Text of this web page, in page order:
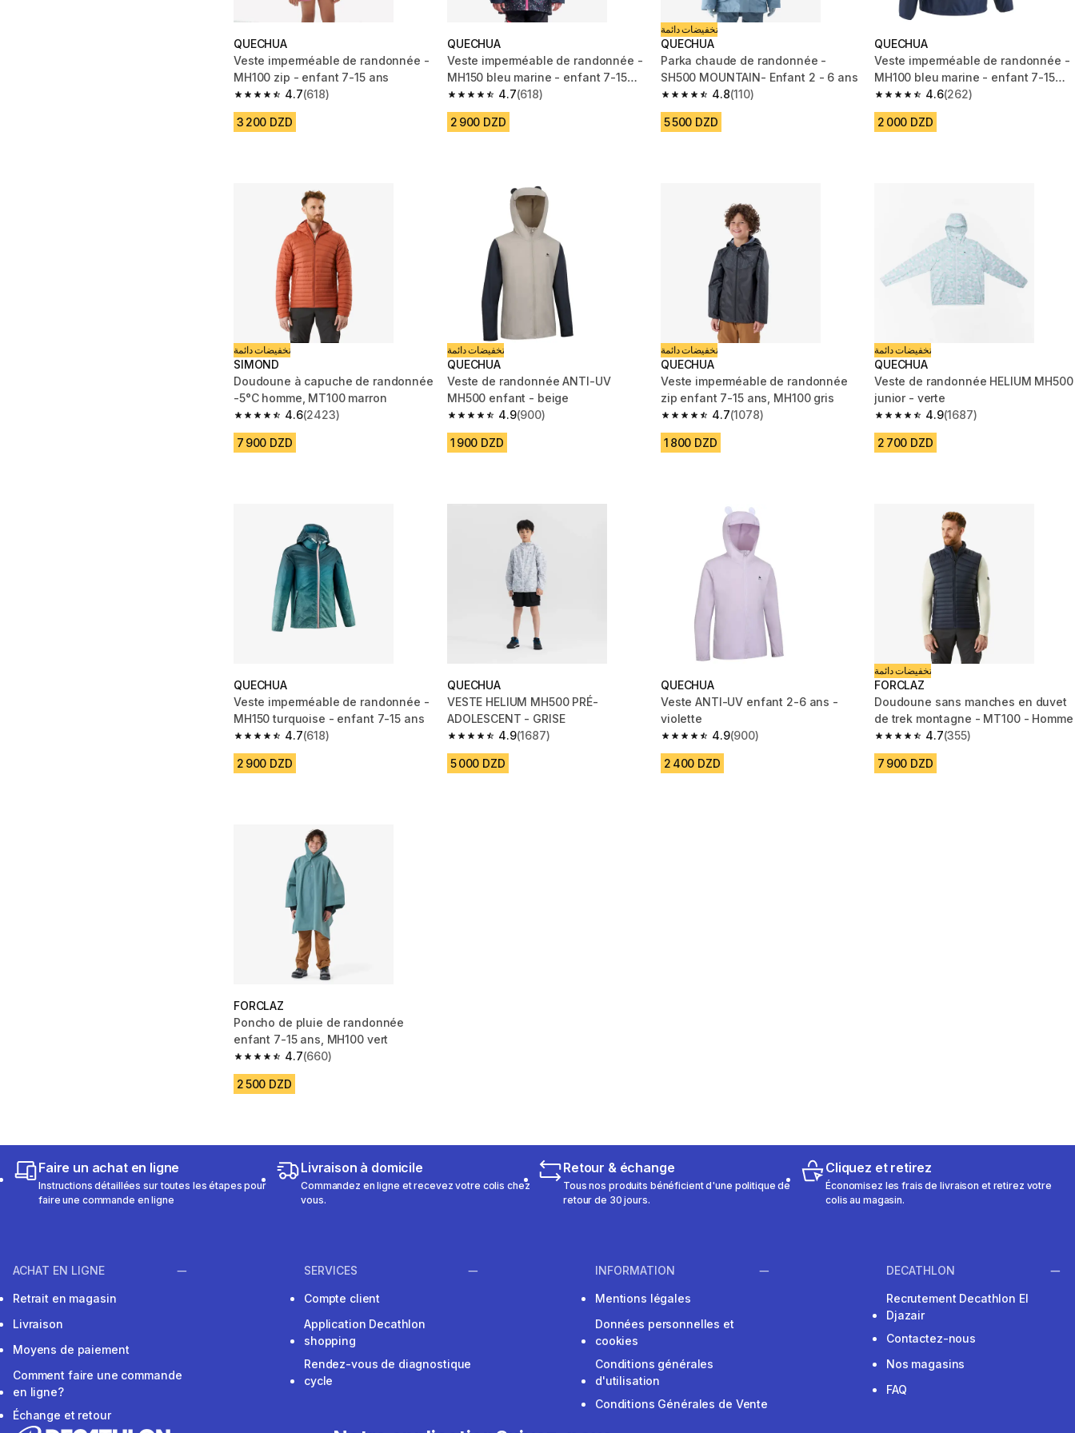
QUECHUA
Veste imperméable de randonnée -
MH100 zip - enfant 7-15 ans
4.7
4.7 out of 5 stars from 618 reviews
(618)
3 200 DZD
QUECHUA
Veste imperméable de randonnée -
MH150 bleu marine - enfant 7-15
ans
4.7
4.7 out of 5 stars from 618 reviews
(618)
2 900 DZD
تخفيضات دائمة
QUECHUA
Parka chaude de randonnée -
SH500 MOUNTAIN- Enfant 2 - 6 ans
4.8
4.8 out of 5 stars from 110 reviews
(110)
5 500 DZD
QUECHUA
Veste imperméable de randonnée -
MH100 bleu marine - enfant 7-15
ans
4.6
4.6 out of 5 stars from 262 reviews
(262)
2 000 DZD
تخفيضات دائمة
SIMOND
Doudoune à capuche de randonnée
-5°C homme, MT100 marron
4.6
4.6 out of 5 stars from 2423 reviews
(2423)
7 900 DZD
تخفيضات دائمة
QUECHUA
Veste de randonnée ANTI-UV
MH500 enfant - beige
4.9
4.9 out of 5 stars from 900 reviews
(900)
1 900 DZD
تخفيضات دائمة
QUECHUA
Veste imperméable de randonnée
zip enfant 7-15 ans, MH100 gris
4.7
4.7 out of 5 stars from 1078 reviews
(1078)
1 800 DZD
تخفيضات دائمة
QUECHUA
Veste de randonnée HELIUM MH500
junior - verte
4.9
4.9 out of 5 stars from 1687 reviews
(1687)
2 700 DZD
QUECHUA
Veste imperméable de randonnée -
MH150 turquoise - enfant 7-15 ans
4.7
4.7 out of 5 stars from 618 reviews
(618)
2 900 DZD
QUECHUA
VESTE HELIUM MH500 PRÉ-
ADOLESCENT - GRISE
4.9
4.9 out of 5 stars from 1687 reviews
(1687)
5 000 DZD
QUECHUA
Veste ANTI-UV enfant 2-6 ans -
violette
4.9
4.9 out of 5 stars from 900 reviews
(900)
2 400 DZD
تخفيضات دائمة
FORCLAZ
Doudoune sans manches en duvet
de trek montagne - MT100 - Homme
4.7
4.7 out of 5 stars from 355 reviews
(355)
7 900 DZD
FORCLAZ
Poncho de pluie de randonnée
enfant 7-15 ans, MH100 vert
4.7
4.7 out of 5 stars from 660 reviews
(660)
2 500 DZD
Faire un achat en ligne
Instructions détaillées sur toutes les étapes pour
faire une commande en ligne
Livraison à domicile
Commandez en ligne et recevez votre colis chez
vous.
Retour & échange
Tous nos produits bénéficient d'une politique de
retour de 30 jours.
Cliquez et retirez
Économisez les frais de livraison et retirez votre
colis au magasin.
ACHAT EN LIGNE
Retrait en magasin
Livraison
Moyens de paiement
Comment faire une commande
en ligne?
Échange et retour
SERVICES
Compte client
Application Decathlon
shopping
Rendez-vous de diagnostique
cycle
INFORMATION
Mentions légales
Données personnelles et
cookies
Conditions générales
d'utilisation
Conditions Générales de Vente
DECATHLON
Recrutement Decathlon El
Djazair
Contactez-nous
Nos magasins
FAQ